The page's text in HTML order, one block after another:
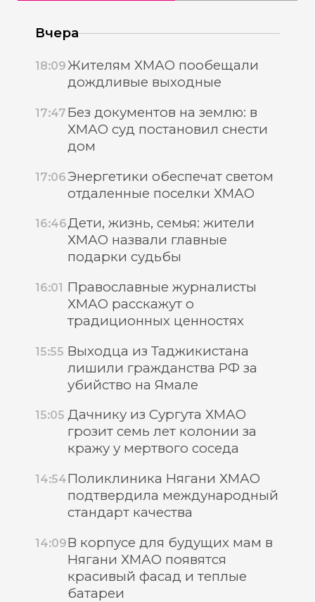
Вчера
18:09Жителям ХМАО пообещали
дождливые выходные
17:47 Без документов на землю: в
ХМАО суд постановил снести
дом
17:06 Энергетики обеспечат светом
отдаленные поселки ХМАО
16:46Дети, жизнь, семья: жители
ХМАО назвали главные
подарки судьбы
16:01 Православные журналисты
ХМАО расскажут о
традиционных ценностях
15:55 Выходца из Таджикистана
лишили гражданства РФ за
убийство на Ямале
15:05 Дачнику из Сургута ХМАО
грозит семь лет колонии за
кражу у мертвого соседа
14:54Поликлиника Нягани ХМАО
подтвердила международный
стандарт качества
14:09В корпусе для будущих мам в
Нягани ХМАО появятся
красивый фасад и теплые
батареи